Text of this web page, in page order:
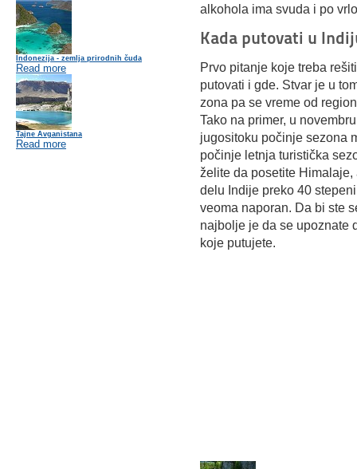
Indonezija - zemlja prirodnih čuda
Read more
Tajne Avganistana
Read more
alkohola ima svuda i po
Kada putovati u
Prvo pitanje koje treba
putovati i gde. Stvar je u
zona pa se vreme od
Tako na primer, u
jugositoku počinje sezona
počinje letnja turistička
želite da posetite
delu Indije preko 40
veoma naporan. Da bi ste
najbolje je da se upoznate
koje putujete.